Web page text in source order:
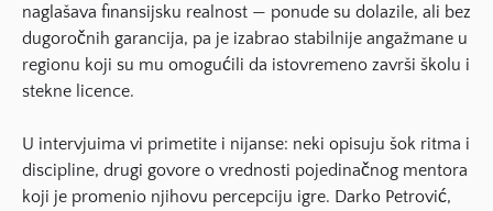
naglašava finansijsku realnost — ponude su dolazile, ali bez
dugoročnih garancija, pa je izabrao stabilnije angažmane u
regionu koji su mu omogućili da istovremeno završi školu i
stekne licence.
U intervjuima vi primetite i nijanse: neki opisuju šok ritma i
discipline, drugi govore o vrednosti pojedinačnog mentora
koji je promenio njihovu percepciju igre. Darko Petrović,